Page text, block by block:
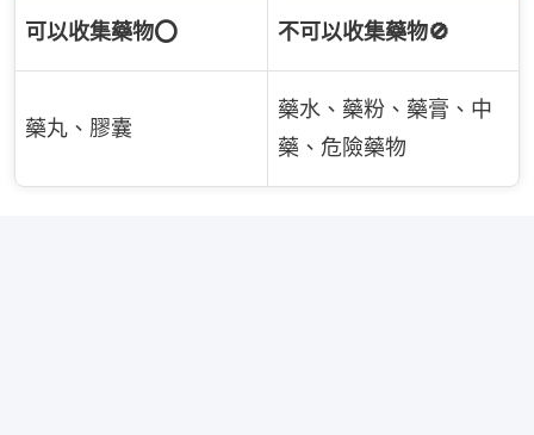
可以收集藥物⭕️ 不可以收集藥物🚫
藥丸、膠囊
藥水、藥粉、藥膏、中
藥、危險藥物